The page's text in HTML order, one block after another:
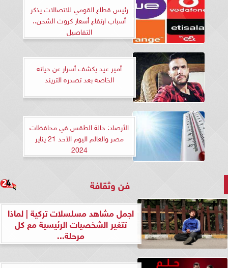
رئيس قطاع القومي للاتصالات يذكر
أسباب ارتفاع أسعار كروت الشحن..
التفاصيل
أمير عيد يكشف أسرار عن حياته
الخاصة بعد تصدره التريند
الأرصاد: حالة الطقس في محافظات
مصر والعالم اليوم الأحد 21 يناير
2024
فن وثقافة
اجمل مشاهد مسلسلات تركية | لماذا
تتغير الشخصيات الرئيسية مع كل
مرحلة...